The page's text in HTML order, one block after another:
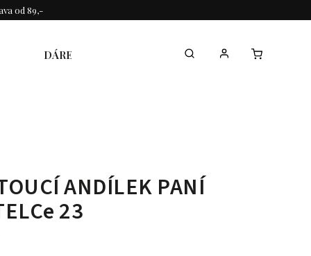
od 89,-
DÁREK KE DNI MAMINEK KOLEKCE
ANDÍLEK PANÍ
23